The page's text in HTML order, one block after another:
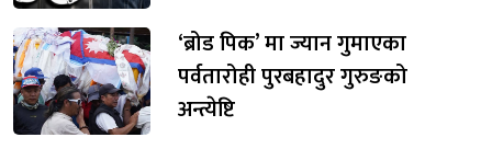
‘ब्रोड पिक’ मा ज्यान गुमाएका
पर्वतारोही पुरबहादुर गुरुङको
अन्त्येष्टि